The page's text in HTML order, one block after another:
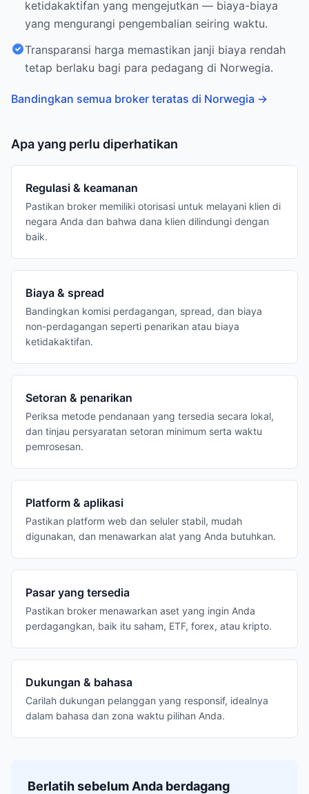
ketidakaktifan yang mengejutkan — biaya-biaya
yang mengurangi pengembalian seiring waktu.
Transparansi harga memastikan janji biaya rendah
tetap berlaku bagi para pedagang di Norwegia.
Bandingkan semua broker teratas di Norwegia →
Apa yang perlu diperhatikan
Regulasi & keamanan
Pastikan broker memiliki otorisasi untuk melayani klien di
negara Anda dan bahwa dana klien dilindungi dengan
baik.
Biaya & spread
Bandingkan komisi perdagangan, spread, dan biaya
non-perdagangan seperti penarikan atau biaya
ketidakaktifan.
Setoran & penarikan
Periksa metode pendanaan yang tersedia secara lokal,
dan tinjau persyaratan setoran minimum serta waktu
pemrosesan.
Platform & aplikasi
Pastikan platform web dan seluler stabil, mudah
digunakan, dan menawarkan alat yang Anda butuhkan.
Pasar yang tersedia
Pastikan broker menawarkan aset yang ingin Anda
perdagangkan, baik itu saham, ETF, forex, atau kripto.
Dukungan & bahasa
Carilah dukungan pelanggan yang responsif, idealnya
dalam bahasa dan zona waktu pilihan Anda.
Berlatih sebelum Anda berdagang